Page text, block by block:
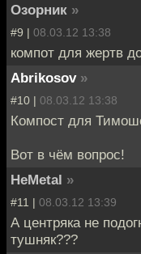
Озорник »
#9 | 08.03.12 13:38
компот для жертв
Abrikosov »
#10 | 08.03.12 13:38
Компост для
Вот в чём вопрос!
HeMetal »
#11 | 08.03.12 13:39
А центряка не
тушняк???